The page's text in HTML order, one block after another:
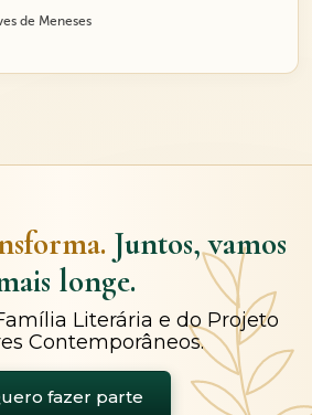
de Meneses
Juntos, vamos
longe.
Literária e do Projeto
Contemporâneos.
fazer parte